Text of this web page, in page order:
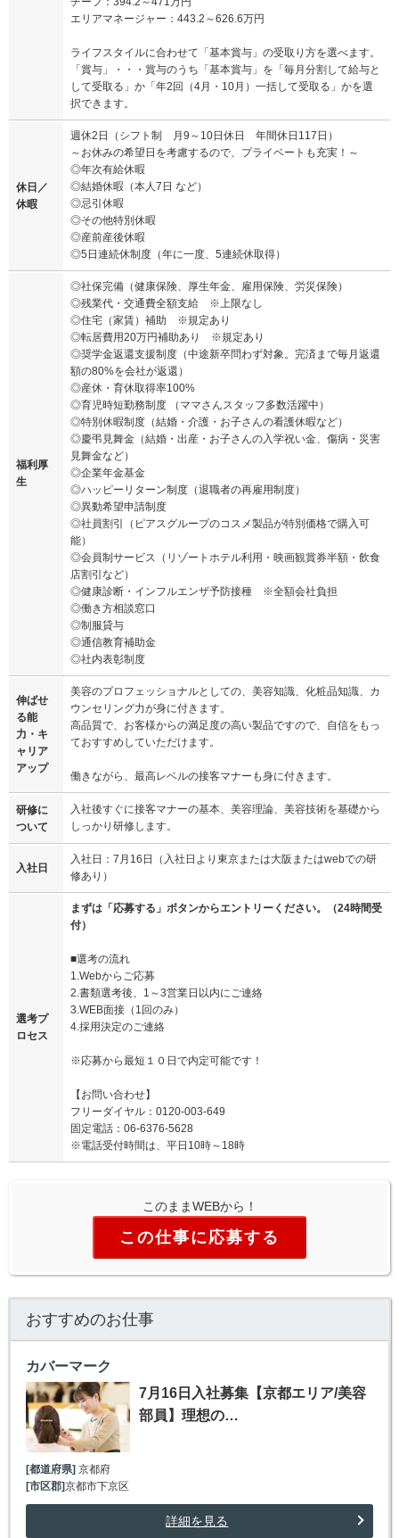
エリアマネージャー：443.2～626.6万円
ライフスタイルに合わせて「基本賞与」の受取り方を選べます。
「賞与」・・・賞与のうち「基本賞与」を「毎月分割して給与と
して受取る」か「年2回（4月・10月）一括して受取る」かを選
択できます。
休日／
休暇
週休2日（シフト制 月9～10日休日 年間休日117日）
～お休みの希望日を考慮するので、プライベートも充実！～
◎年次有給休暇
◎結婚休暇（本人7日 など）
◎忌引休暇
◎その他特別休暇
◎産前産後休暇
◎5日連続休制度（年に一度、5連続休取得）
福利厚
生
◎社保完備（健康保険、厚生年金、雇用保険、労災保険）
◎残業代・交通費全額支給 ※上限なし
◎住宅（家賃）補助 ※規定あり
◎転居費用20万円補助あり ※規定あり
◎奨学金返還支援制度（中途新卒問わず対象。完済まで毎月返還
額の80%を会社が返還）
◎産休・育休取得率100%
◎育児時短勤務制度 （ママさんスタッフ多数活躍中）
◎特別休暇制度（結婚・介護・お子さんの看護休暇など）
◎慶弔見舞金（結婚・出産・お子さんの入学祝い金、傷病・災害
見舞金など）
◎企業年金基金
◎ハッピーリターン制度（退職者の再雇用制度）
◎異動希望申請制度
◎社員割引（ピアスグループのコスメ製品が特別価格で購入可
能）
◎会員制サービス（リゾートホテル利用・映画観賞券半額・飲食
店割引など）
◎健康診断・インフルエンザ予防接種 ※全額会社負担
◎働き方相談窓口
◎制服貸与
◎通信教育補助金
◎社内表彰制度
伸ばせ
る能
力・キ
ャリア
アップ
美容のプロフェッショナルとしての、美容知識、化粧品知識、カ
ウンセリング力が身に付きます。
高品質で、お客様からの満足度の高い製品ですので、自信をもっ
ておすすめしていただけます。
働きながら、最高レベルの接客マナーも身に付きます。
研修に
ついて
入社後すぐに接客マナーの基本、美容理論、美容技術を基礎から
しっかり研修します。
入社日
入社日：7月16日（入社日より東京または大阪またはwebでの研
修あり）
選考プ
ロセス
まずは「応募する」ボタンからエントリーください。（24時間受
付）
■選考の流れ
1.Webからご応募
2.書類選考後、1～3営業日以内にご連絡
3.WEB面接（1回のみ）
4.採用決定のご連絡
※応募から最短１０日で内定可能です！
【お問い合わせ】
フリーダイヤル：0120-003-649
固定電話：06-6376-5628
※電話受付時間は、平日10時～18時
このままWEBから！
この仕事に応募する
おすすめのお仕事
カバーマーク
7月16日入社募集【京都エリア/美容
部員】理想の…
[都道府県]京都府
[市区郡]京都市下京区
詳細を見る